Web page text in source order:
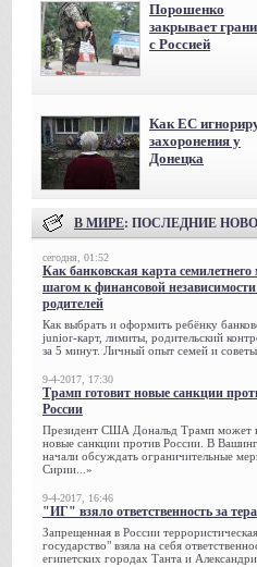
Порошенко
закрывает
с Россией
Как ЕС
захоронения у
Донецка
В МИРЕ: ПОСЛЕДНИЕ
сегодня, 01:52
Как банковская карта
шагом к финансовой
родителей
Как выбрать и оформить ребёнку
junior-карт, лимиты, родительский
за 5 минут. Личный опыт семей и
9-4-2017, 17:30
Трамп готовит новые санкции
России
Президент США Дональд Трамп может
новые санкции против России. В
начали обсуждать ограничительные
Сирии...»
9-4-2017, 16:46
"ИГ" взяло ответственность за
Запрещенная в России
государство" взяла на себя
египетских городах Танта и